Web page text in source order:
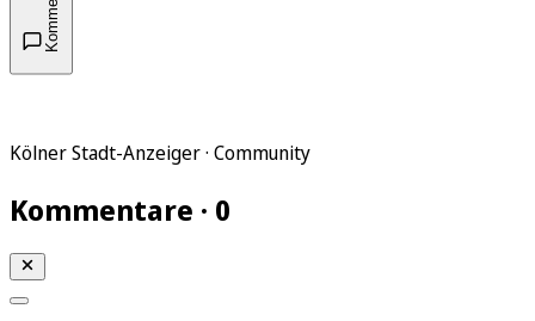
Kölner Stadt-Anzeiger · Community
Kommentare · 0